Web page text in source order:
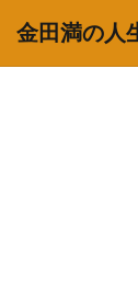
金田満の人